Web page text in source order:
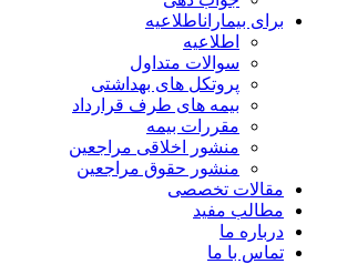
برای بیماراناطلاعیه
اطلاعیه
سوالات متداول
پروتکل های بهداشتی
بیمه های طرف قرارداد
مقررات بیمه
منشور اخلاقی مراجعین
منشور حقوق مراجعین
مقالات تخصصی
مطالب مفید
درباره ما
تماس با ما